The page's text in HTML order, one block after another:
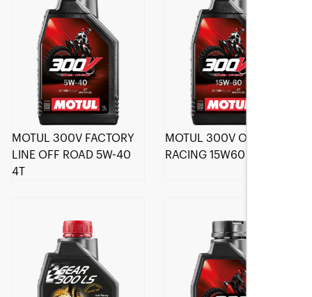
MOTUL 300V FACTORY
LINE OFF ROAD 5W-40
4T
MOTUL 300V OFF ROAD
RACING 15W60